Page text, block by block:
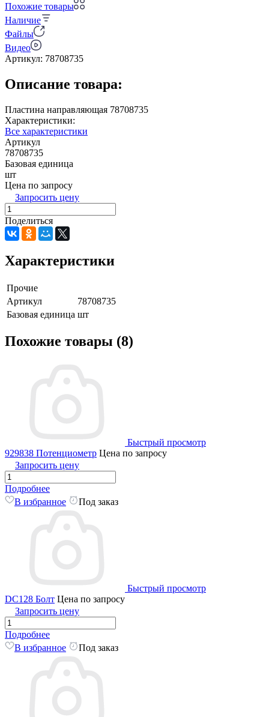
Похожие товары
Наличие
Файлы
Видео
Артикул: 78708735
Описание товара:
Пластина направляющая 78708735
Характеристики:
Все характеристики
Артикул
78708735
Базовая единица
шт
Цена по запросу
Запросить цену
Поделиться
Характеристики
Прочие
Артикул
78708735
Базовая единица шт
Похожие товары (8)
Быстрый просмотр
929838 Потенциометр Цена по запросу
Запросить цену
Подробнее
В избранное
Под заказ
Быстрый просмотр
DC128 Болт Цена по запросу
Запросить цену
Подробнее
В избранное
Под заказ